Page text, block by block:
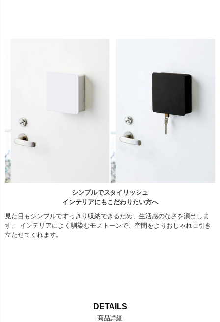
シンプルでスタイリッシュ
インテリアにもこだわりたい方へ
見た目もシンプルですっきり収納できるため、生活感のなさを演出しま
す。 インテリアによく馴染むモノトーンで、空間をよりおしゃれに引き
立たせてくれます。
DETAILS
商品詳細